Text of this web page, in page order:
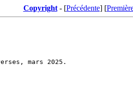
Copyright- [Précédente] [